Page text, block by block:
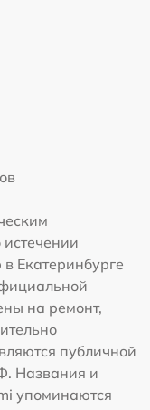
Екатеринбурге
на ремонт,
публичной
Названия и
упоминаются